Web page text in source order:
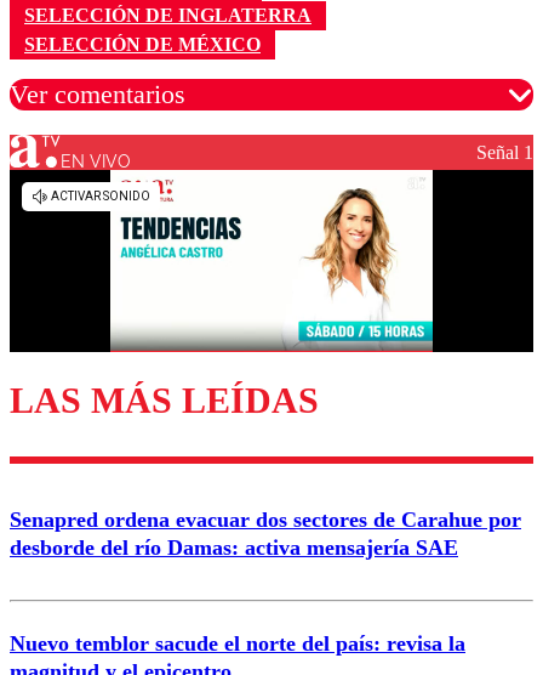
SELECCIÓN DE INGLATERRA
SELECCIÓN DE MÉXICO
Ver comentarios
Los comentarios son moderados para garantizar un
diálogo respetuoso.
Enviar comentario
EN VIVO Señal 1
LAS MÁS LEÍDAS
Senapred ordena evacuar dos sectores de Carahue por
desborde del río Damas: activa mensajería SAE
Nuevo temblor sacude el norte del país: revisa la